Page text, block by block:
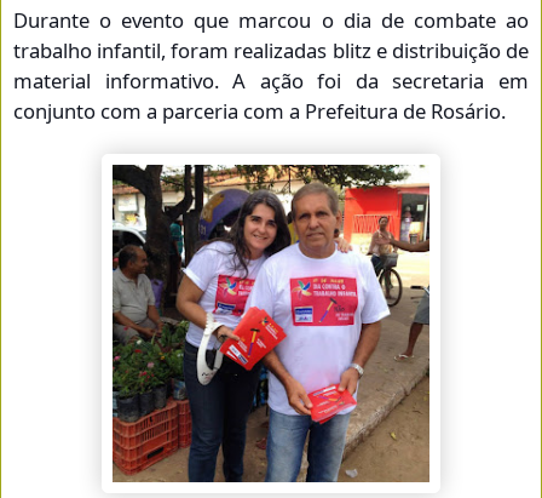
Durante o evento que marcou o dia de combate ao
trabalho infantil, foram realizadas blitz e distribuição de
material informativo.A ação foi da secretaria em
conjunto com a parceria com a Prefeitura de Rosário.